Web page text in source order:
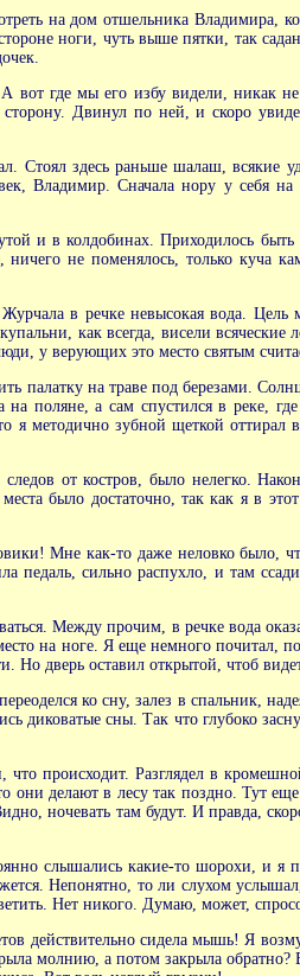
на дом отшельника Владимира,
ноги, чуть выше пятки, так
где мы его избу видели, никак
сторону. Двинул по ней, и скоро
здесь раньше шалаш, всякие
Владимир. Сначала нору у себя
и в колдобинах. Приходилось
не поменялось, только куча
в речке невысокая вода.
как всегда, висели всяческие
у верующих это место святым
палатку на траве под березами.
поляне, а сам спустился в реке,
методично зубной щеткой оттирал
от костров, было нелегко.
было достаточно, так как я в
Мне как-то даже неловко было,
педаль, сильно распухло, и там
Между прочим, в речке вода
на ноге. Я еще немного
Но дверь оставил открытой, чтоб
ко сну, залез в спальник,
сны. Так что глубоко
что происходит. Разглядел в
делают в лесу так поздно. Тут
ночевать там будут. И правда,
слышались какие-то шорохи, и
Непонятно, то ли слухом
Нет никого. Думаю, может,
сидела мышь! Я
молнию, а потом закрыла